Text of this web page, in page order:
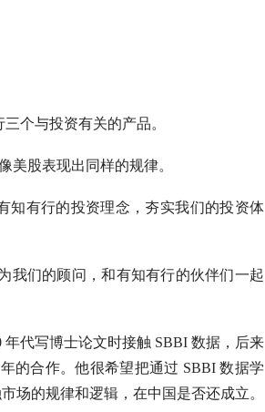
个与投资有关的产品。
美股表现出同样的规律。
知有行的投资理念，夯实我们的投资体
我们的顾问，和有知有行的伙伴们一起
代写博士论文时接触 SBBI 数据，后来
年的合作。他很希望把通过 SBBI 数据学
场的规律和逻辑，在中国是否还成立。